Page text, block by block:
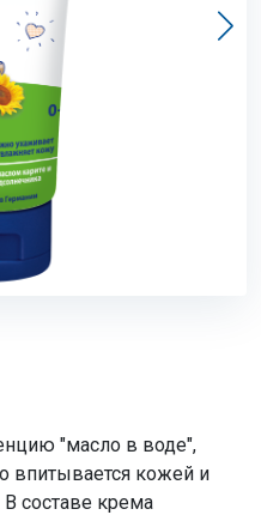
"масло в воде",
впитывается кожей и
составе крема